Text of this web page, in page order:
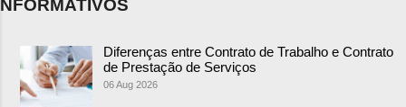
NFORMATIVOS
Diferenças entre Contrato de Trabalho e Contrato
de Prestação de Serviços
06 Aug 2026